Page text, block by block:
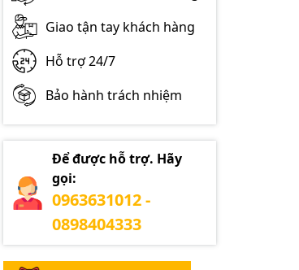
Giao tận tay khách hàng
Hỗ trợ 24/7
Bảo hành trách nhiệm
Để được hỗ trợ. Hãy
gọi:
0963631012 -
0898404333